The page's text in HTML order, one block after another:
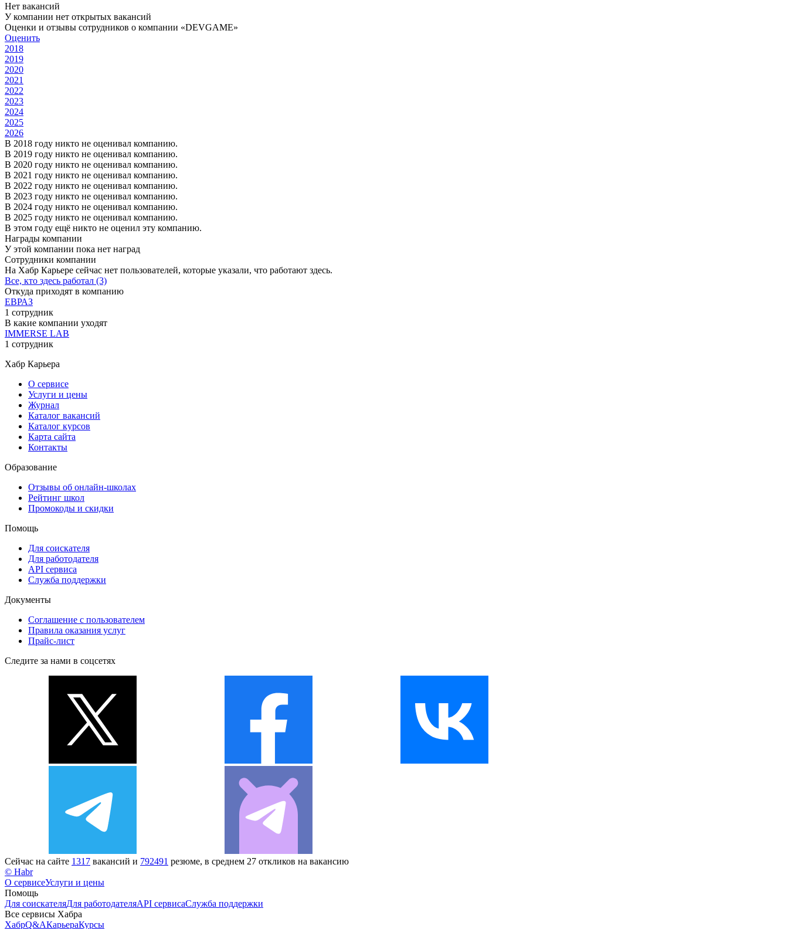
Нет вакансий
У компании нет открытых вакансий
Оценки и отзывы сотрудников о компании «DEVGAME»
Оценить
2018
2019
2020
2021
2022
2023
2024
2025
2026
В 2018 году никто не оценивал компанию.
В 2019 году никто не оценивал компанию.
В 2020 году никто не оценивал компанию.
В 2021 году никто не оценивал компанию.
В 2022 году никто не оценивал компанию.
В 2023 году никто не оценивал компанию.
В 2024 году никто не оценивал компанию.
В 2025 году никто не оценивал компанию.
В этом году ещё никто не оценил эту компанию.
Награды компании
У этой компании пока нет наград
Сотрудники компании
На Хабр Карьере сейчас нет пользователей, которые указали, что работают здесь.
Все, кто здесь работал (3)
Откуда приходят в компанию
ЕВРАЗ
1 сотрудник
В какие компании уходят
IMMERSE LAB
1 сотрудник
Хабр Карьера
О сервисе
Услуги и цены
Журнал
Каталог вакансий
Каталог курсов
Карта сайта
Контакты
Образование
Отзывы об онлайн-школах
Рейтинг школ
Промокоды и скидки
Помощь
Для соискателя
Для работодателя
API сервиса
Служба поддержки
Документы
Соглашение с пользователем
Правила оказания услуг
Прайс-лист
Следите за нами в соцсетях
Сейчас на сайте 1317 вакансий и 792491 резюме, в среднем 27 откликов на вакансию
© Habr
О сервисеУслуги и цены
Помощь
Для соискателяДля работодателяAPI сервисаСлужба поддержки
Все сервисы Хабра
ХабрQ&AКарьераКурсы